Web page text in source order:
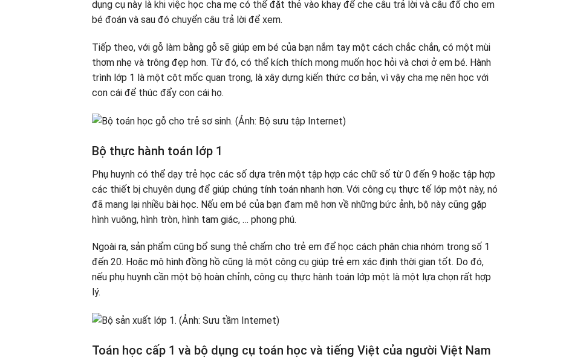
dụng cụ này là khi việc học cha mẹ có thể đặt thẻ vào khay để che câu trả lời và câu đố cho em
bé đoán và sau đó chuyển câu trả lời để xem.
Tiếp theo, với gỗ làm bằng gỗ sẽ giúp em bé của bạn nắm tay một cách chắc chắn, có một mùi
thơm nhẹ và trông đẹp hơn. Từ đó, có thể kích thích mong muốn học hỏi và chơi ở em bé. Hành
trình lớp 1 là một cột mốc quan trọng, là xây dựng kiến ​​thức cơ bản, vì vậy cha mẹ nên học với
con cái để thúc đẩy con cái họ.
Bộ thực hành toán lớp 1
Phụ huynh có thể dạy trẻ học các số dựa trên một tập hợp các chữ số từ 0 đến 9 hoặc tập hợp
các thiết bị chuyên dụng để giúp chúng tính toán nhanh hơn. Với công cụ thực tế lớp một này, nó
đã mang lại nhiều bài học. Nếu em bé của bạn đam mê hơn về những bức ảnh, bộ này cũng gặp
hình vuông, hình tròn, hình tam giác, … phong phú.
Ngoài ra, sản phẩm cũng bổ sung thẻ chấm cho trẻ em để học cách phân chia nhóm trong số 1
đến 20. Hoặc mô hình đồng hồ cũng là một công cụ giúp trẻ em xác định thời gian tốt. Do đó,
nếu phụ huynh cần một bộ hoàn chỉnh, công cụ thực hành toán lớp một là một lựa chọn rất hợp
lý.
Toán học cấp 1 và bộ dụng cụ toán học và tiếng Việt của người Việt Nam